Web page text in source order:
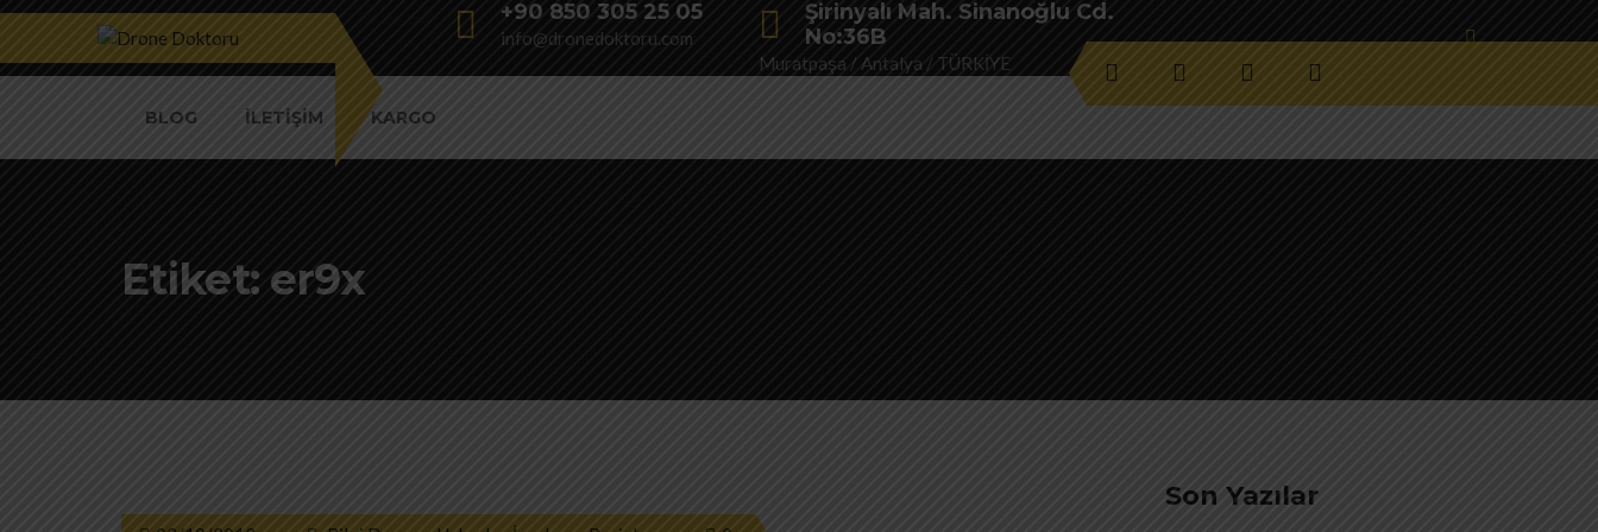
+90 850 305 25 05
info@dronedoktoru.com
Şirinyalı Mah. Sinanoğlu Cd.
No:36B
Muratpaşa / Antalya / TÜRKİYE
BLOG İLETIŞIM KARGO
Etiket: er9x
Son Yazılar